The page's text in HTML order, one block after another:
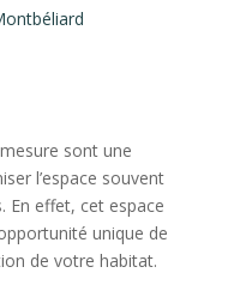
sont une
l’espace souvent
En effet, cet espace
unique de
de votre habitat.